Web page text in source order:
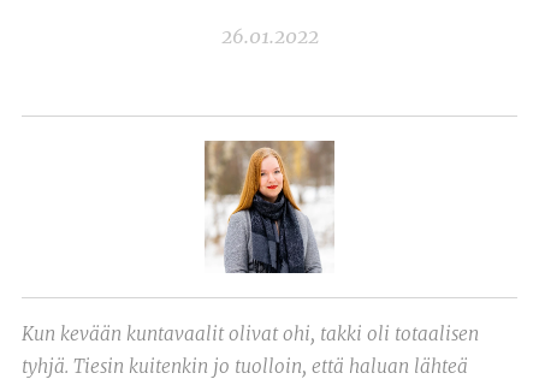
26.01.2022
Kun kevään kuntavaalit olivat ohi, takki oli totaalisen
tyhjä. Tiesin kuitenkin jo tuolloin, että haluan lähteä